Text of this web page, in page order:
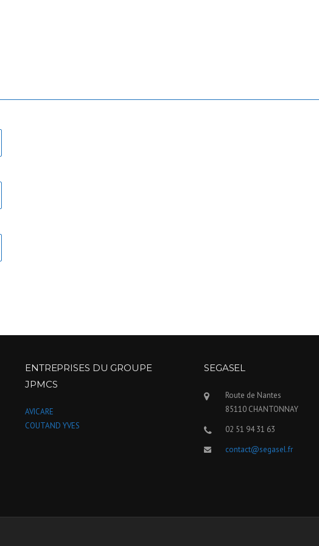
ENTREPRISES DU GROUPE
JPMCS
AVICARE
COUTAND YVES
SEGASEL
Route de Nantes
85110 CHANTONNAY
02 51 94 31 63
contact@segasel.fr